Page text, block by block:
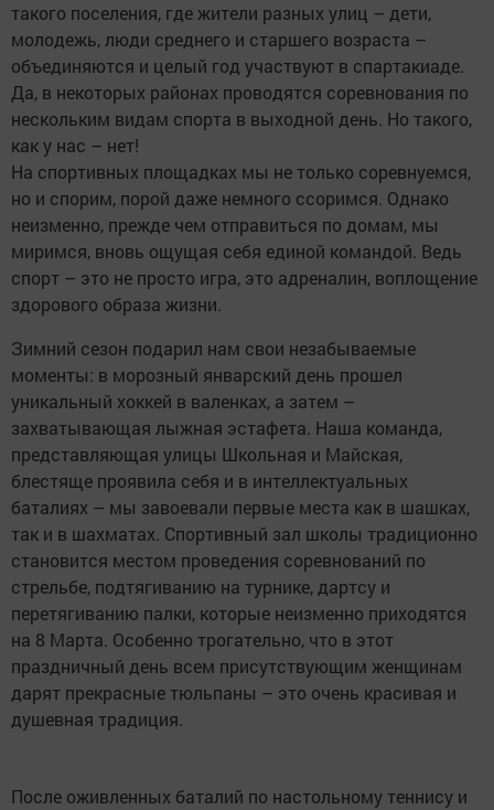
такого поселения, где жители разных улиц – дети,
молодежь, люди среднего и старшего возраста –
объединяются и целый год участвуют в спартакиаде.
Да, в некоторых районах проводятся соревнования по
нескольким видам спорта в выходной день. Но такого,
как у нас – нет!
На спортивных площадках мы не только соревнуемся,
но и спорим, порой даже немного ссоримся. Однако
неизменно, прежде чем отправиться по домам, мы
миримся, вновь ощущая себя единой командой. Ведь
спорт – это не просто игра, это адреналин, воплощение
здорового образа жизни.
Зимний сезон подарил нам свои незабываемые
моменты: в морозный январский день прошел
уникальный хоккей в валенках, а затем –
захватывающая лыжная эстафета. Наша команда,
представляющая улицы Школьная и Майская,
блестяще проявила себя и в интеллектуальных
баталиях – мы завоевали первые места как в шашках,
так и в шахматах. Спортивный зал школы традиционно
становится местом проведения соревнований по
стрельбе, подтягиванию на турнике, дартсу и
перетягиванию палки, которые неизменно приходятся
на 8 Марта. Особенно трогательно, что в этот
праздничный день всем присутствующим женщинам
дарят прекрасные тюльпаны – это очень красивая и
душевная традиция.
После оживленных баталий по настольному теннису и